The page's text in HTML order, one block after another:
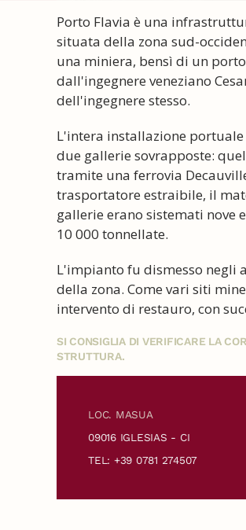
Porto Flavia è una
situata della zona sud-
una miniera, bensì di un
dall'ingegnere veneziano
dell'ingegnere stesso.
L'intera installazione
due gallerie sovrapposte:
tramite una ferrovia
trasportatore estraibile, il
gallerie erano sistemati nove
10 000 tonnellate.
L'impianto fu dismesso negli
della zona. Come vari siti
intervento di restauro, con
SI CONSIGLIA DI VERIFICARE LA
STRUTTURA.
LOC. MASUA
09016 IGLESIAS - CI
TEL: +39 0781 274507